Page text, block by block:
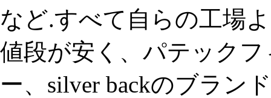
など.すべて自らの工場
値段が安く、パテック
ー、silver backのブラン